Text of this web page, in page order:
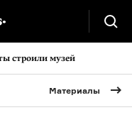
строили музей
Материалы